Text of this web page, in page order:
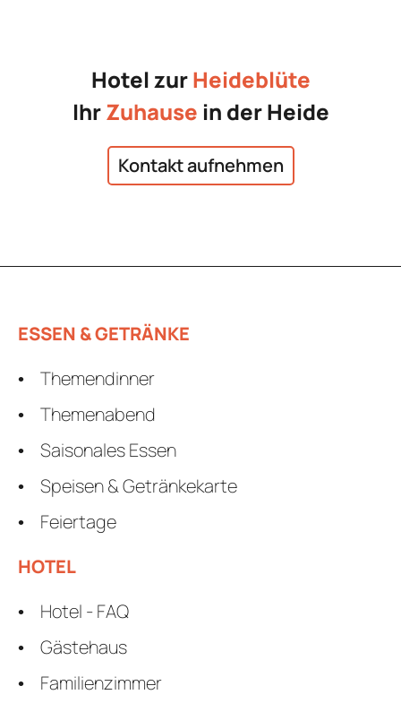
Hotel zurHeideblüte
IhrZuhause in der Heide
Kontakt aufnehmen
ESSEN & GETRÄNKE
Themendinner
Themenabend
Saisonales Essen
Speisen & Getränkekarte
Feiertage
HOTEL
Hotel - FAQ
Gästehaus
Familienzimmer